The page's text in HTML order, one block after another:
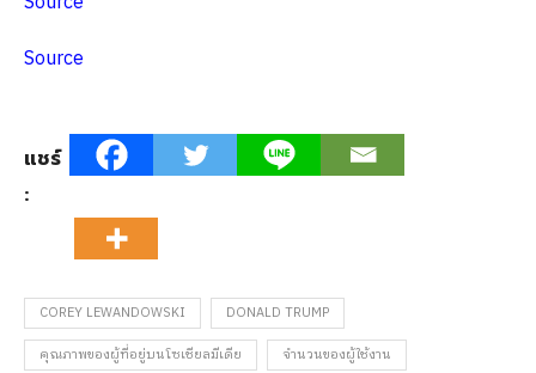
Source
แชร์
:
COREY LEWANDOWSKI
DONALD TRUMP
คุณภาพของผู้ที่อยู่บนโซเชียลมีเดีย
จำนวนของผู้ใช้งาน